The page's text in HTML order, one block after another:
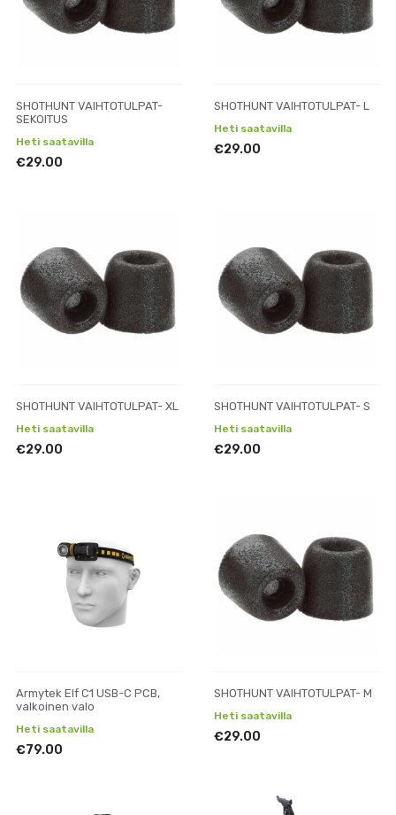
SHOTHUNT VAIHTOTULPAT-
SEKOITUS
Heti saatavilla
€29.00
SHOTHUNT VAIHTOTULPAT- L
Heti saatavilla
€29.00
SHOTHUNT VAIHTOTULPAT- XL
Heti saatavilla
€29.00
SHOTHUNT VAIHTOTULPAT- S
Heti saatavilla
€29.00
Armytek Elf C1 USB-C PCB,
valkoinen valo
Heti saatavilla
€79.00
SHOTHUNT VAIHTOTULPAT- M
Heti saatavilla
€29.00